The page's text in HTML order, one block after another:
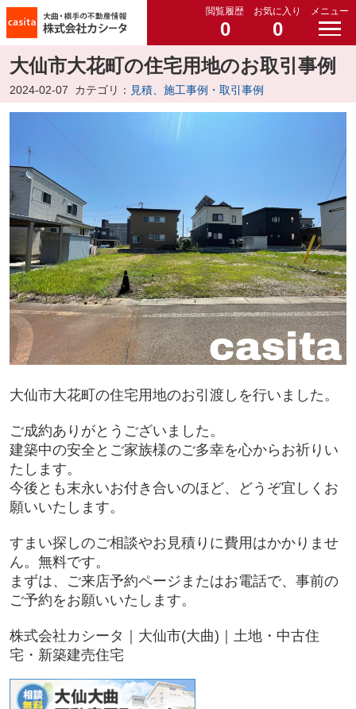
閲覧履歴
0
お気に入り
0
メニュー
大仙市大花町の住宅用地のお取引事例
2024-02-07 カテゴリ： 見積、施工事例・取引事例
大仙市大花町の住宅用地のお引渡しを行いました。
ご成約ありがとうございました。
建築中の安全とご家族様のご多幸を心からお祈りい
たします。
今後とも末永いお付き合いのほど、どうぞ宜しくお
願いいたします。
すまい探しのご相談やお見積りに費用はかかりませ
ん。無料です。
まずは、ご来店予約ページまたはお電話で、事前の
ご予約をお願いいたします。
株式会社カシータ｜大仙市(大曲)｜土地・中古住
宅・新築建売住宅